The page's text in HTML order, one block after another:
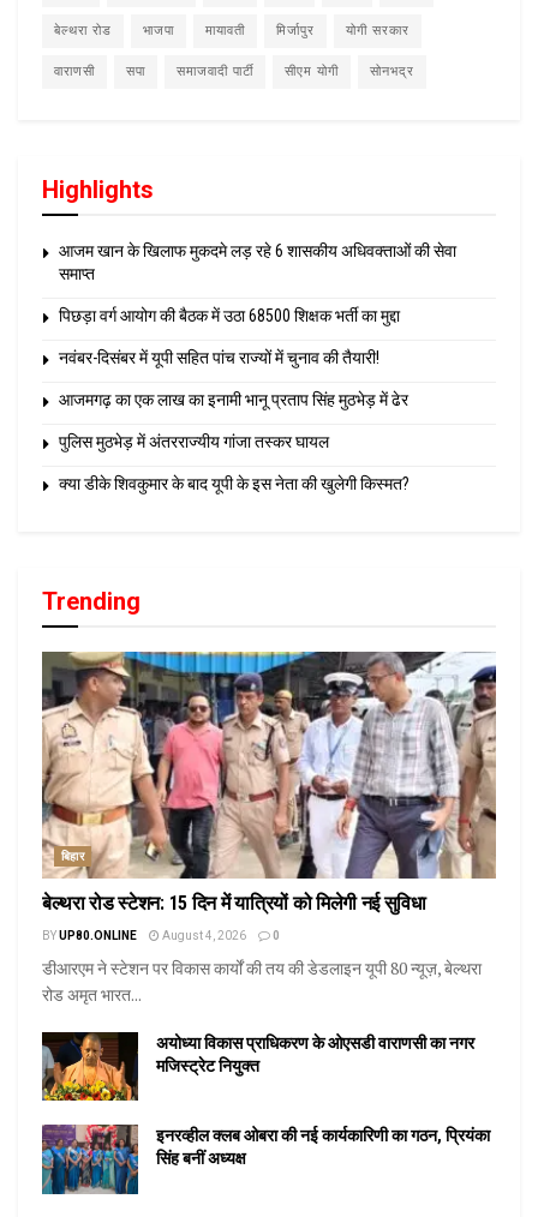
बेल्थरा रोड भाजपा मायावती मिर्जापुर योगी सरकार
वाराणसी सपा समाजवादी पार्टी सीएम योगी सोनभद्र
Highlights
आजम खान के खिलाफ मुकदमे लड़ रहे 6 शासकीय अधिवक्ताओं की सेवा
समाप्त
पिछड़ा वर्ग आयोग की बैठक में उठा 68500 शिक्षक भर्ती का मुद्दा
नवंबर-दिसंबर में यूपी सहित पांच राज्यों में चुनाव की तैयारी!
आजमगढ़ का एक लाख का इनामी भानू प्रताप सिंह मुठभेड़ में ढेर
पुलिस मुठभेड़ में अंतरराज्यीय गांजा तस्कर घायल
क्या डीके शिवकुमार के बाद यूपी के इस नेता की खुलेगी किस्मत?
Trending
बिहार
बेल्थरा रोड स्टेशन: 15 दिन में यात्रियों को मिलेगी नई सुविधा
BYUP80.ONLINE August 4, 2026 0
डीआरएम ने स्टेशन पर विकास कार्यों की तय की डेडलाइन यूपी 80 न्यूज़, बेल्थरा
रोड अमृत भारत...
अयोध्या विकास प्राधिकरण के ओएसडी वाराणसी का नगर
मजिस्ट्रेट नियुक्त
इनरव्हील क्लब ओबरा की नई कार्यकारिणी का गठन, प्रियंका
सिंह बनीं अध्यक्ष